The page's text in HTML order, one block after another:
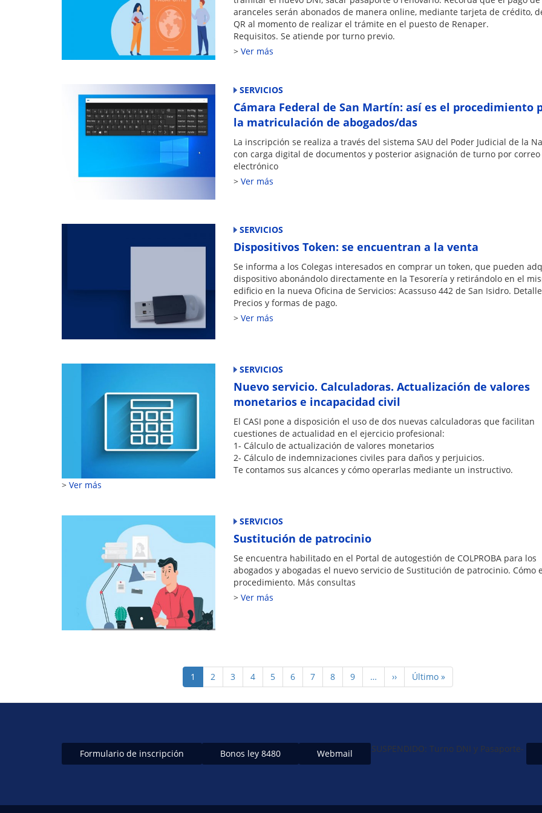
aranceles serán abonados de manera online, mediante tarjeta de crédito,
QR al momento de realizar el trámite en el puesto de Renaper.
Requisitos. Se atiende por turno previo.
Ver más
SERVICIOS
Cámara Federal de San Martín: así es el procedimiento
la matriculación de abogados/das
La inscripción se realiza a través del sistema SAU del Poder Judicial de la
con carga digital de documentos y posterior asignación de turno por correo
electrónico
Ver más
SERVICIOS
Dispositivos Token: se encuentran a la venta
Se informa a los Colegas interesados en comprar un token, que pueden
dispositivo abonándolo directamente en la Tesorería y retirándolo en el
edificio en la nueva Oficina de Servicios: Acassuso 442 de San Isidro.
Precios y formas de pago.
Ver más
SERVICIOS
Nuevo servicio. Calculadoras. Actualización de valores
monetarios e incapacidad civil
El CASI pone a disposición el uso de dos nuevas calculadoras que facilitan
cuestiones de actualidad en el ejercicio profesional:
1- Cálculo de actualización de valores monetarios
2- Cálculo de indemnizaciones civiles para daños y perjuicios.
Te contamos sus alcances y cómo operarlas mediante un instructivo.
Ver más
SERVICIOS
Sustitución de patrocinio
Se encuentra habilitado en el Portal de autogestión de COLPROBA para los
abogados y abogadas el nuevo servicio de Sustitución de patrocinio. Cómo
procedimiento. Más consultas
Ver más
Página
actual
1 Page
2 Page
3 Page
4 Page
5 Page
6 Page
7 Page
8 Page
9 …
Siguiente
página
››
Última
página
Último »
Formulario de inscripción Bonos ley 8480 Webmail SUSPENDIDO: Turno DNI y Pasaporte-